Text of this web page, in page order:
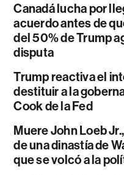
Canadá lucha por
acuerdo antes de
del 50% de Trump
disputa
Trump reactiva el
destituir a la
Cook de la Fed
Muere John Loeb
de una dinastía de
que se volcó a la